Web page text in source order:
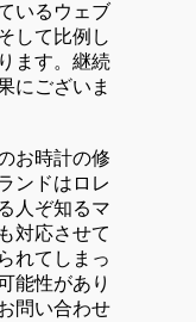
いるウェブ
して比例し
ます。継続
にございま
お時計の修
ンドはロレ
人ぞ知るマ
対応させて
れてしまっ
能性があり
問い合わせ